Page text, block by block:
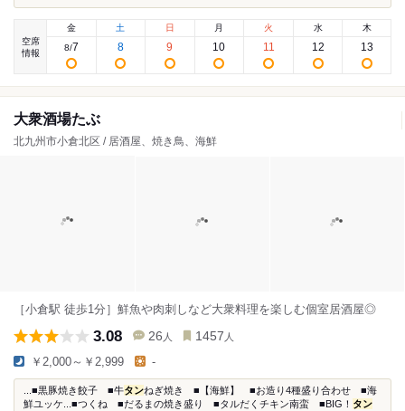
空席
情報
金
8/7
土
8
日
9
月
10
火
11
水
12
木
13
大衆酒場たぶ
北九州市小倉北区 / 居酒屋、焼き鳥、海鮮
［小倉駅 徒歩1分］鮮魚や肉刺しなど大衆料理を楽しむ個室居酒屋◎
3.08 26 人 1457 人
￥2,000～￥2,999 -
...■黒豚焼き餃子 ■牛タンねぎ焼き ■【海鮮】 ■お造り4種盛り合わせ ■海
鮮ユッケ...■つくね ■だるまの焼き盛り ■タルだくチキン南蛮 ■BIG！ タン